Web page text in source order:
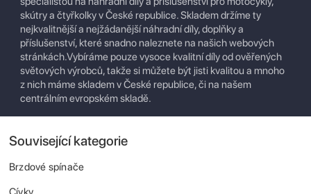
skútry a čtyřkolky v České republice. Skladem držíme ty
nejkvalitnější a nejžádanější náhradní díly, doplňky a
příslušenství, které snadno naleznete na našich webových
stránkách.Vybíráme pouze vysoce kvalitní díly od ověřených
světových výrobců, takže si můžete být jisti kvalitou a mnoho
z nich máme skladem v České republice, či na našem
centrálním evropském skladě.
Související kategorie
Brzdové spínače